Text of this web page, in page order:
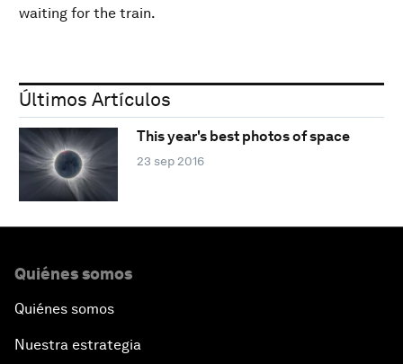
waiting for the train.
Últimos Artículos
This year's best photos of space
23 sep 2016
Quiénes somos
Quiénes somos
Nuestra estrategia